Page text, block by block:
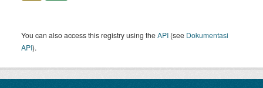
You can also access this registry using theAPI (see Dokumentasi
API).